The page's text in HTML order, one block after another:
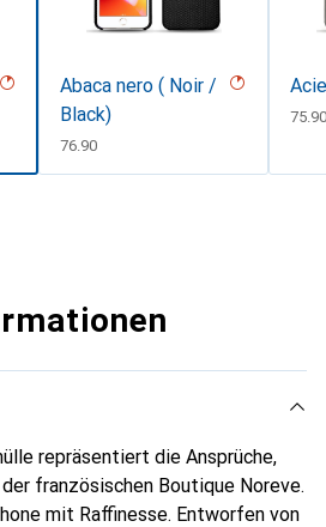
Abaca nero ( Noir /
Black)
CHF
76.90
CHF
repräsentiert die Ansprüche,
französischen Boutique Noreve.
mit Raffinesse. Entworfen von